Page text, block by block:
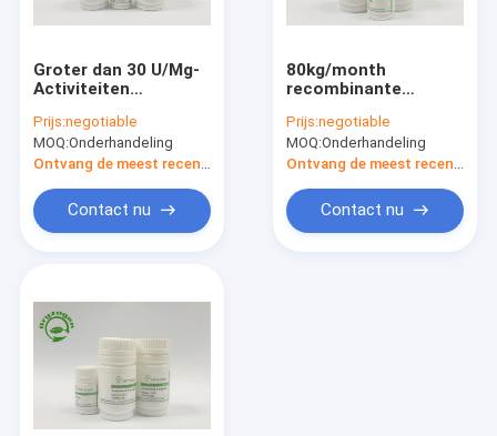
De recombinante Eiwitdienst
Epidermale de Groeifactor
De Zorg van de albuminehuid
Cosmetische ingrediënten
Groter dan 30 U/Mg-
Activiteiten
Proteïnase K voor
Nieuwe Coronavirus-
Test
Prijs:negotiable
MOQ:Onderhandeling
Ontvang de meest recente Prijs
Contact nu
80kg/month
recombinante
RNAextractie
Prijs:negotiable
MOQ:Onderhandeling
Ontvang de meest recente Prijs
Contact nu